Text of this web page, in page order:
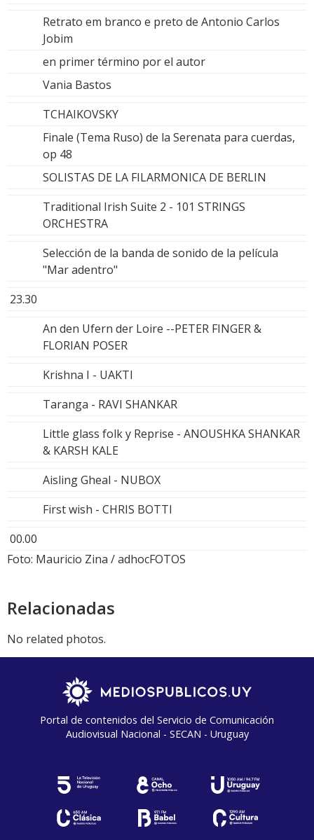
Retrato em branco e preto de Antonio Carlos
Jobim
en primer término por el autor
Vania Bastos
TCHAIKOVSKY
Finale (Tema Ruso) de la Serenata para cuerdas,
op 48
SOLISTAS DE LA FILARMONICA DE BERLIN
Traditional Irish Suite 2 - 101 STRINGS
ORCHESTRA
Selección de la banda de sonido de la película
"Mar adentro"
23.30
An den Ufern der Loire --PETER FINGER &
FLORIAN POSER
Krishna I - UAKTI
Taranga - RAVI SHANKAR
Little glass folk y Reprise - ANOUSHKA SHANKAR
& KARSH KALE
Aisling Gheal - NUBOX
First wish - CHRIS BOTTI
00.00
Foto: Mauricio Zina / adhocFOTOS
Relacionadas
No related photos.
Portal de contenidos del Servicio de Comunicación
Audiovisual Nacional - SECAN - Uruguay